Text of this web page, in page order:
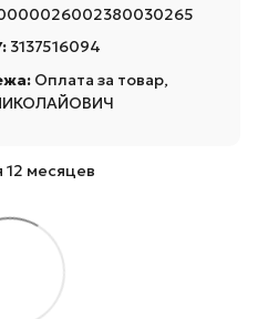
3137516094
Оплата за товар,
12 месяцев